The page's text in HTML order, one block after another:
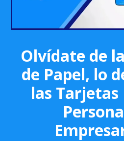
Olvídate de
de Papel, lo
las